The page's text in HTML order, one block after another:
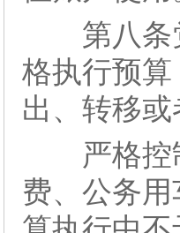
第八条党
格执行预
出、转移
严格控制
费、公务